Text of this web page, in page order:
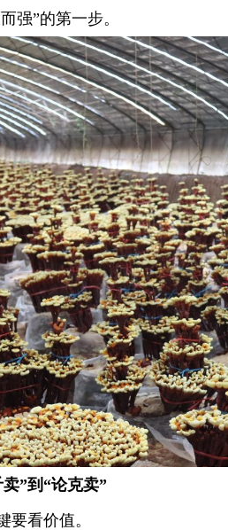
强”的第一步。
”到“论克卖”
看价值。